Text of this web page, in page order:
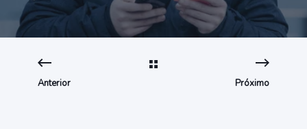
Anterior Próximo